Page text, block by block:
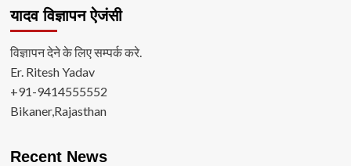
यादव विज्ञापन ऐजंसी
विज्ञापन देने के लिए सम्पर्क करे.
Er. Ritesh Yadav
+91-9414555552
Bikaner,Rajasthan
Recent News